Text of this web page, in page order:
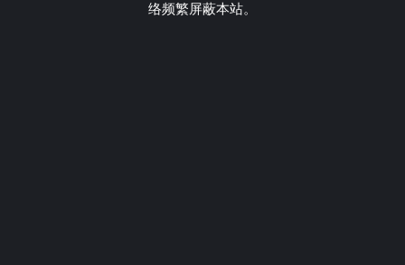
络频繁屏蔽本站。